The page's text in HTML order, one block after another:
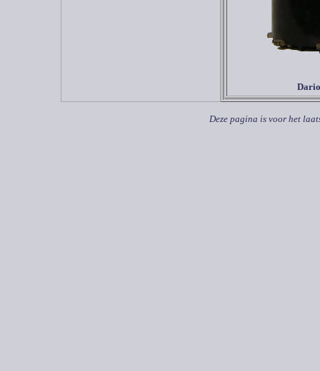
Deze pagina is voor het